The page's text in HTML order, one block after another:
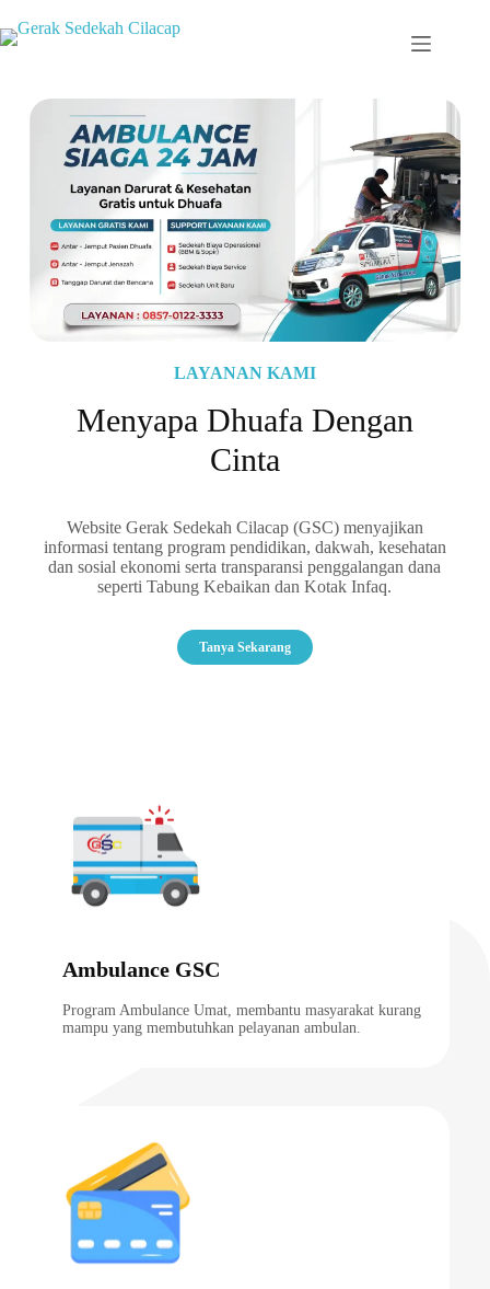
LAYANAN KAMI
Menyapa Dhuafa Dengan
Cinta
Website Gerak Sedekah Cilacap (GSC) menyajikan
informasi tentang program pendidikan, dakwah, kesehatan
dan sosial ekonomi serta transparansi penggalangan dana
seperti Tabung Kebaikan dan Kotak Infaq.
Tanya Sekarang
Ambulance GSC
Program Ambulance Umat, membantu masyarakat kurang
mampu yang membutuhkan pelayanan ambulan.